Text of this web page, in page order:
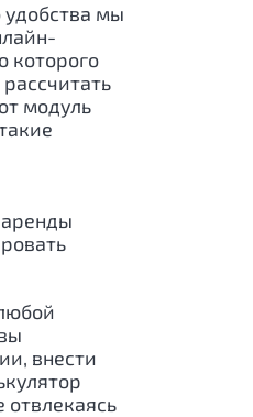
мы
которого
модуль
внести